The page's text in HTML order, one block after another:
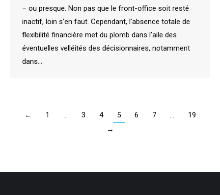
– ou presque. Non pas que le front-office soit resté
inactif, loin s’en faut. Cependant, l’absence totale de
flexibilité financière met du plomb dans l’aile des
éventuelles velléités des décisionnaires, notamment
dans…
← 1 … 3 4 5 6 7 …
19
→